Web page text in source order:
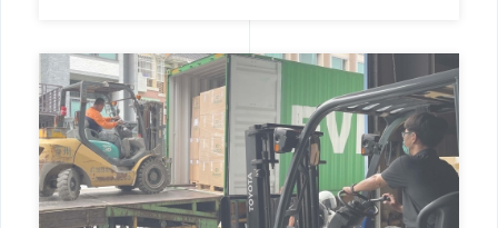
2021 © CU GOLDEN POWER PRODUCTS. INC.
網頁設計‧iBest